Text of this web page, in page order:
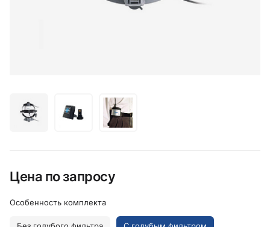
Цена по запросу
Особенность комплекта